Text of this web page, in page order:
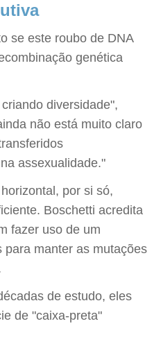
se este roubo de DNA
genética
diversidade",
não está muito claro
assexualidade."
por si só,
Boschetti acredita
fazer uso de um
manter as mutações
de estudo, eles
de "caixa-preta"